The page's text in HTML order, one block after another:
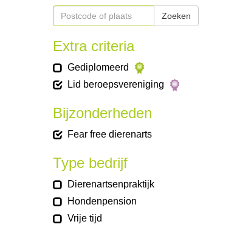
Zoeken
Extra criteria
Gediplomeerd
Lid beroepsvereniging
Bijzonderheden
Fear free dierenarts
Type bedrijf
Dierenartsenpraktijk
Hondenpension
Vrije tijd